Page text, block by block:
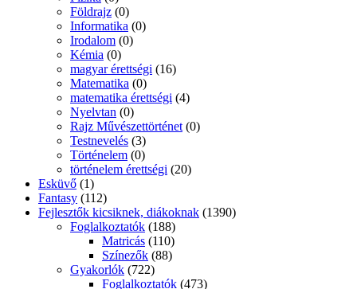
Földrajz (0)
Informatika (0)
Irodalom (0)
Kémia (0)
magyar érettségi (16)
Matematika (0)
matematika érettségi (4)
Nyelvtan (0)
Rajz Művészettörténet (0)
Testnevelés (3)
Történelem (0)
történelem érettségi (20)
Esküvő (1)
Fantasy (112)
Fejlesztők kicsiknek, diákoknak (1390)
Foglalkoztatók (188)
Matricás (110)
Színezők (88)
Gyakorlók (722)
Foglalkoztatók (473)